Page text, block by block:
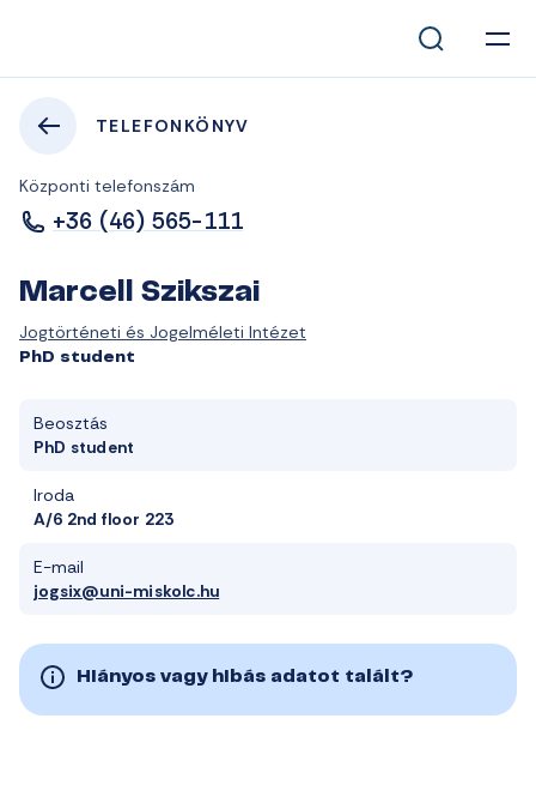
TELEFONKÖNYV
Központi telefonszám
+36 (46) 565-111
Marcell Szikszai
Jogtörténeti és Jogelméleti Intézet
PhD student
Beosztás
PhD student
Iroda
A/6 2nd floor 223
E-mail
jogsix@uni-miskolc.hu
Hiányos vagy hibás adatot talált?